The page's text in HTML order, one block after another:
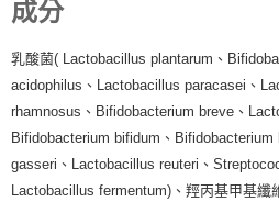
1.本服務係由「台灣大哥大股份有限公司」
用戶於交易時，得透過本服務購買商品或服
2.基於同意付款使用「大哥付你分期」之
資料（包含姓名、電話或地址）提供予台
由本公司與您本人進行分期帳單所需資料之
※ 請注意：結帳手續完成當下不需立刻繳
後付繳納相關費用。
是否繳費成功／繳費後需取消欲退款等相
客戶支援中心」https://
１．透過由恩沛科技股份有限公司提供之「
易，需依本服務之必要範圍內提供個人資
免運費
成分
乳酸菌( Lactobacillus plantarum、
acidophilus、Lactobacillus paracasei、
rhamnosus、Bifidobacterium breve、
Bifidobacterium bifidum、
gasseri、Lactobacillus reuteri、
Lactobacillus fermentum)、羥丙基甲基纖